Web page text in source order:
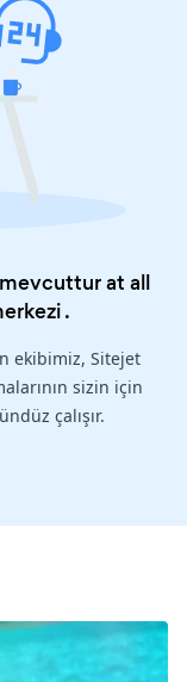
at all
.
ekibimiz, Sitejet
sizin için
çalışır.